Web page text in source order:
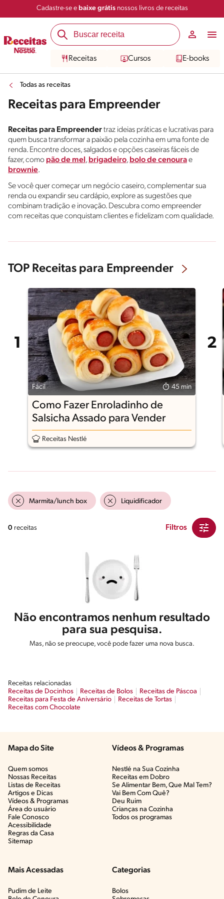
Cadastre-se e baixe grátisnossos livros de receitas
Receitas Cursos E-books
Todas as receitas
Receitas para Empreender
Receitas para Empreendertraz ideias práticas e lucrativas para
quem busca transformar a paixão pela cozinha em uma fonte de
renda. Encontre doces, salgados e opções caseiras fáceis de
fazer, como pão de mel , brigadeiro, bolo de cenourae
brownie.
Se você quer começar um negócio caseiro, complementar sua
renda ou expandir seu cardápio, explore as sugestões que
combinam tradição e inovação. Descubra como empreender
com receitas que conquistam clientes e fidelizam com qualidade.
TOP Receitas para Empreender
Fácil 45 min
Como Fazer Enroladinho de
Salsicha Assado para Vender
Receitas Nestlé
Marmita/lunch box Liquidificador
0 receitas Filtros
Não encontramos nenhum resultado
para sua pesquisa.
Mas, não se preocupe, você pode fazer uma nova busca.
Receitas relacionadas
Receitas de Docinhos
Receitas de Bolos
Receitas de Páscoa
Receitas para Festa de Aniversário
Receitas de Tortas
Receitas com Chocolate
Mapa do Site
Quem somos
Nossas Receitas
Listas de Receitas​
Artigos e Dicas​
Vídeos & Programas​
Área do usuário
Fale Conosco
Acessibilidade
Regras da Casa
Sitemap
Vídeos & Programas​
Nestlé na Sua Cozinha
Receitas em Dobro
Se Alimentar Bem, Que Mal Tem?​
Vai Bem Com Quê?​
Deu Ruim​
Crianças na Cozinha​
Todos os programas
Mais Acessadas
Pudim de Leite
Categorias
Bolos